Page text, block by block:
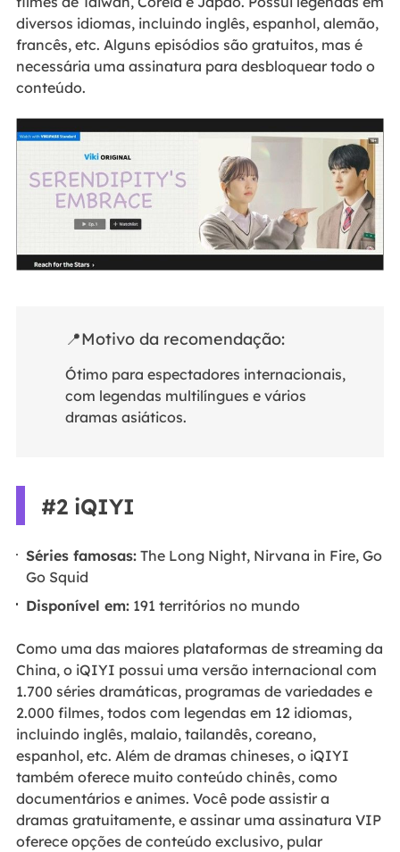
diversos idiomas, incluindo inglês, espanhol, alemão,
francês, etc. Alguns episódios são gratuitos, mas é
necessária uma assinatura para desbloquear todo o
conteúdo.
📍Motivo da recomendação:
Ótimo para espectadores internacionais,
com legendas multilíngues e vários
dramas asiáticos.
#2 iQIYI
Séries famosas: The Long Night, Nirvana in Fire, Go
Go Squid
Disponível em: 191 territórios no mundo
Como uma das maiores plataformas de streaming da
China, o iQIYI possui uma versão internacional com
1.700 séries dramáticas, programas de variedades e
2.000 filmes, todos com legendas em 12 idiomas,
incluindo inglês, malaio, tailandês, coreano,
espanhol, etc. Além de dramas chineses, o iQIYI
também oferece muito conteúdo chinês, como
documentários e animes. Você pode assistir a
dramas gratuitamente, e assinar uma assinatura VIP
oferece opções de conteúdo exclusivo, pular